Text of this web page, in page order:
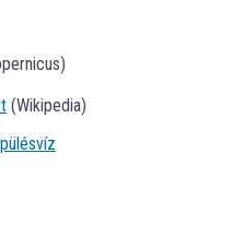
(Wikipedia)
víz